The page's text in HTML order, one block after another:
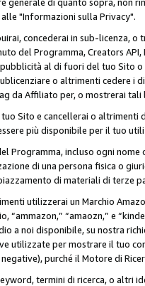
"Informazioni sulla Privacy".
concederai in sub-licenza,
del Programma, Creators
al di fuori del tuo Sito
o altrimenti cedere i
da Affiliato per, o mostrerai tali
Sito e cancellerai o
più disponibile per il tuo
Programma, incluso ogni
di una persona fisica o
di materiali di terze
utilizzerai un Marchio
“ammazon,” “amaozn,” e
a noi disponibile, su nostra
utilizzate per mostrare il tuo
purché il Motore di
termini di ricerca, o altri